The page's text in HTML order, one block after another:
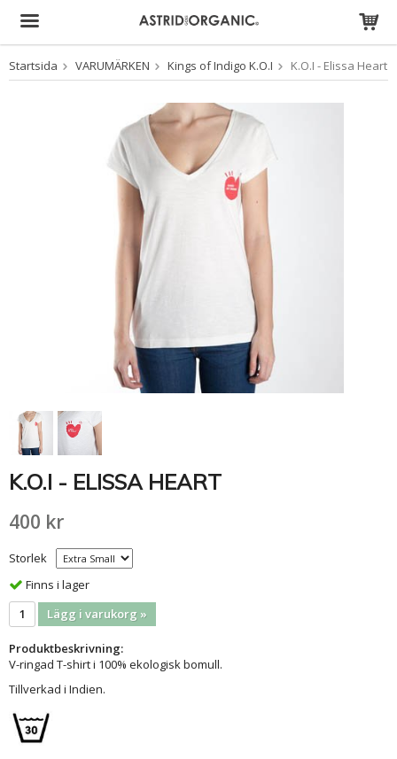
Produkten har blivit tillagd i varukorgen
Startsida VARUMÄRKEN Kings of Indigo K.O.I K.O.I - Elissa Heart
K.O.I - ELISSA HEART
400 kr
Storlek
Finns i lager
Lägg i varukorg »
Produktbeskrivning:
V-ringad T-shirt i 100% ekologisk bomull.
Tillverkad i Indien.